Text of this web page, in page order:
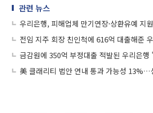
관련 뉴스
우리은행, 피해업체 만기연장·상환유예 지원